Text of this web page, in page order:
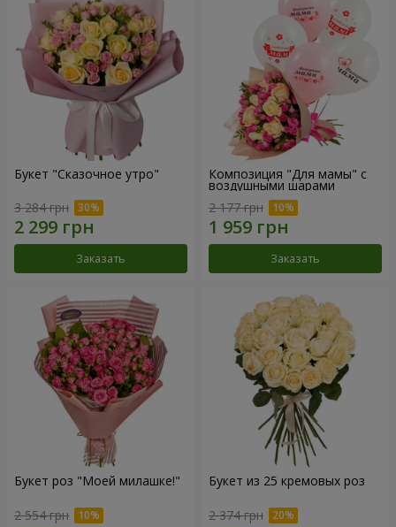
Букет "Сказочное утро"
3 284 грн
Заказать
Композиция "Для мамы" с
воздушными шарами
2 177 грн
Заказать
Букет роз "Моей милашке!"
2 554 грн
Букет из 25 кремовых роз
2 374 грн